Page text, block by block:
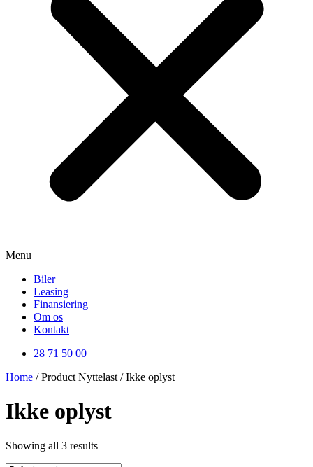
Menu
Biler
Leasing
Finansiering
Om os
Kontakt
28 71 50 00
Home / Product Nyttelast / Ikke oplyst
Ikke oplyst
Showing all 3 results